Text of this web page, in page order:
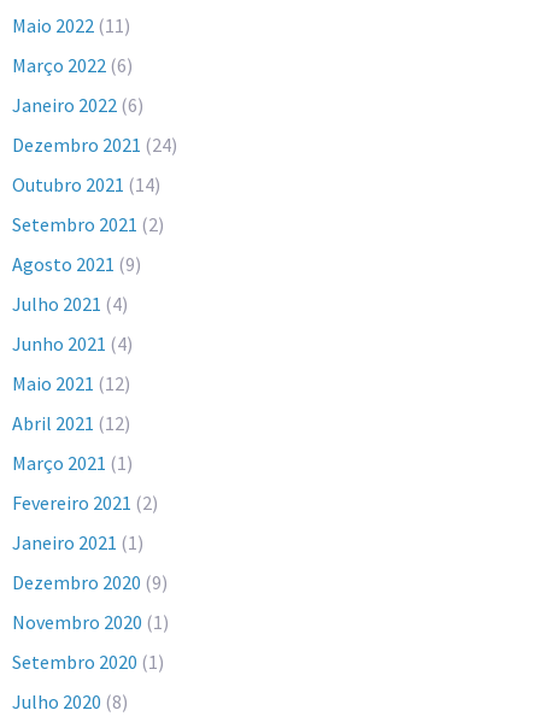
Maio 2022 (11)
Março 2022 (6)
Janeiro 2022 (6)
Dezembro 2021 (24)
Outubro 2021 (14)
Setembro 2021 (2)
Agosto 2021 (9)
Julho 2021 (4)
Junho 2021 (4)
Maio 2021 (12)
Abril 2021 (12)
Março 2021 (1)
Fevereiro 2021 (2)
Janeiro 2021 (1)
Dezembro 2020 (9)
Novembro 2020 (1)
Setembro 2020 (1)
Julho 2020 (8)